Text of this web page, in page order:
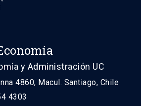
y Administración UC
4860, Macul. Santiago, Chile
4303